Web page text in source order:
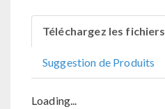
Téléchargez les fichiers
Suggestion de Produits
Loading...